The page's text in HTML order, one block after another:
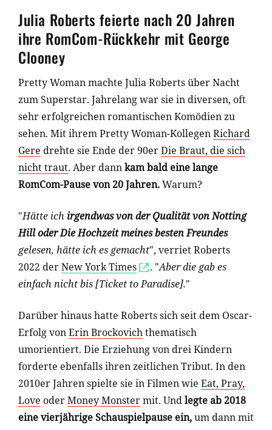
Julia Roberts feierte nach 20 Jahren
ihre RomCom-Rückkehr mit George
Clooney
Pretty Woman machte Julia Roberts über Nacht
zum Superstar. Jahrelang war sie in diversen, oft
sehr erfolgreichen romantischen Komödien zu
sehen. Mit ihrem Pretty Woman-KollegenRichard
Gere drehte sie Ende der 90erDie Braut, die sich
nicht traut. Aber dannkam bald eine lange
RomCom-Pause von 20 Jahren.Warum?
"Hätte ich irgendwas von der Qualität von Notting
Hill oder Die Hochzeit meines besten Freundes
gelesen, hätte ich es gemacht", verriet Roberts
2022 derNew York Times . "Aber die gab es
einfach nicht bis [Ticket to Paradise]."
Darüber hinaus hatte Roberts sich seit dem Oscar-
Erfolg vonErin Brockovichthematisch
umorientiert. Die Erziehung von drei Kindern
forderte ebenfalls ihren zeitlichen Tribut. In den
2010er Jahren spielte sie in Filmen wie Eat, Pray,
Love oderMoney Monstermit. Undlegte ab 2018
eine vierjährige Schauspielpause ein,um dann mit